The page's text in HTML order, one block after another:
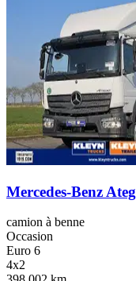
Mercedes-Benz
camion à benne
Occasion
Euro 6
4x2